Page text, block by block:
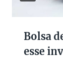
Bolsa
esse